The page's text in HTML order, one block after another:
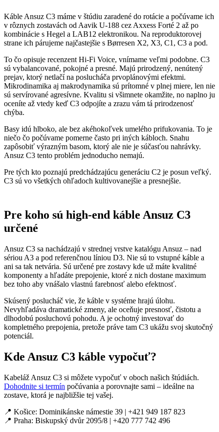
Káble Ansuz C3 máme v štúdiu zaradené do rotácie a počúvame ich
v rôznych zostavách od Aavik U-188 cez Axxess Forté 2 až po
kombinácie s Hegel a LAB12 elektronikou. Na reproduktorovej
strane ich párujeme najčastejšie s Børresen X2, X3, C1, C3 a pod.
To čo opisuje recenzent Hi-Fi Voice, vnímame veľmi podobne. C3
sú vybalancované, pokojné a presné. Majú prirodzený, nenútený
prejav, ktorý netlačí na poslucháča prvoplánovými efektmi.
Mikrodinamika aj makrodynamika sú prítomné v plnej miere, len nie
sú servírované agresívne. Kvalitu si všimnete okamžite, no naplno ju
oceníte až vtedy keď C3 odpojíte a zrazu vám tá prirodzenosť
chýba.
Basy idú hlboko, ale bez akéhokoľvek umelého prifukovania. To je
niečo čo počúvame pomerne často pri iných kábloch. Snahu
zapôsobiť výrazným basom, ktorý ale nie je súčasťou nahrávky.
Ansuz C3 tento problém jednoducho nemajú.
Pre tých kto poznajú predchádzajúcu generáciu C2 je posun veľký.
C3 sú vo všetkých ohľadoch kultivovanejšie a presnejšie.
Pre koho sú high-end káble Ansuz C3
určené
Ansuz C3 sa nachádzajú v strednej vrstve katalógu Ansuz – nad
sériou A3 a pod referenčnou líniou D3. Nie sú to vstupné káble a
ani sa tak netvária. Sú určené pre zostavy kde už máte kvalitné
komponenty a hľadáte prepojenie, ktoré z nich dostane maximum
bez toho aby vnášalo vlastnú farebnosť alebo efektnosť.
Skúsený poslucháč vie, že káble v systéme hrajú úlohu.
Nevyhľadáva dramatické zmeny, ale oceňuje presnosť, čistotu a
dlhodobú posluchovú pohodu. A je ochotný investovať do
kompletného prepojenia, pretože práve tam C3 ukážu svoj skutočný
potenciál.
Kde Ansuz C3 káble vypočuť?
Kabeláž Ansuz C3 si môžete vypočuť v oboch našich štúdiách.
Dohodnite si termín počúvania a porovnajte sami – ideálne na
zostave, ktorá je najbližšie tej vašej.
📍 Košice: Dominikánske námestie 39 | +421 949 187 823
📍 Praha: Biskupský dvůr 2095/8 | +420 777 742 496